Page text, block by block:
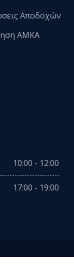
Αποδοχών
ΑΜΚΑ
10:00 - 12:00
17:00 - 19:00